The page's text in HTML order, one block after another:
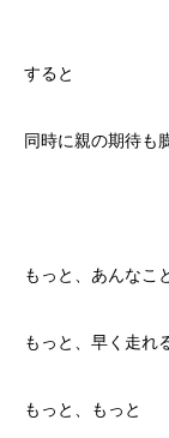
すると
同時に親の期待も
もっと、あんなこ
もっと、早く走れ
もっと、もっと